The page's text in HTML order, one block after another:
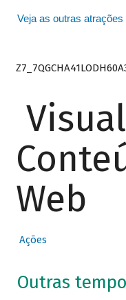
Veja as outras
Web
Ações
Outras